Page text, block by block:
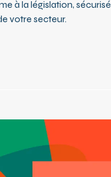
à la législation, sécurisé
votre secteur.